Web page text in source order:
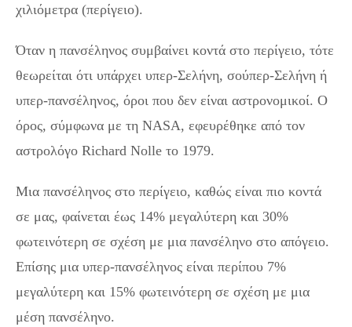
χιλιόμετρα (περίγειο).
Όταν η πανσέληνος συμβαίνει κοντά στο περίγειο, τότε
θεωρείται ότι υπάρχει υπερ-Σελήνη, σούπερ-Σελήνη ή
υπερ-πανσέληνος, όροι που δεν είναι αστρονομικοί. Ο
όρος, σύμφωνα με τη NASA, εφευρέθηκε από τον
αστρολόγο Richard Nolle το 1979.
Μια πανσέληνος στο περίγειο, καθώς είναι πιο κοντά
σε μας, φαίνεται έως 14% μεγαλύτερη και 30%
φωτεινότερη σε σχέση με μια πανσέληνο στο απόγειο.
Επίσης μια υπερ-πανσέληνος είναι περίπου 7%
μεγαλύτερη και 15% φωτεινότερη σε σχέση με μια
μέση πανσέληνο.